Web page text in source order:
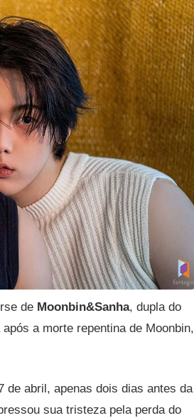
de Moonbin&Sanha, dupla do
a morte repentina de Moonbin,
de abril, apenas dois dias antes da
sua tristeza pela perda do